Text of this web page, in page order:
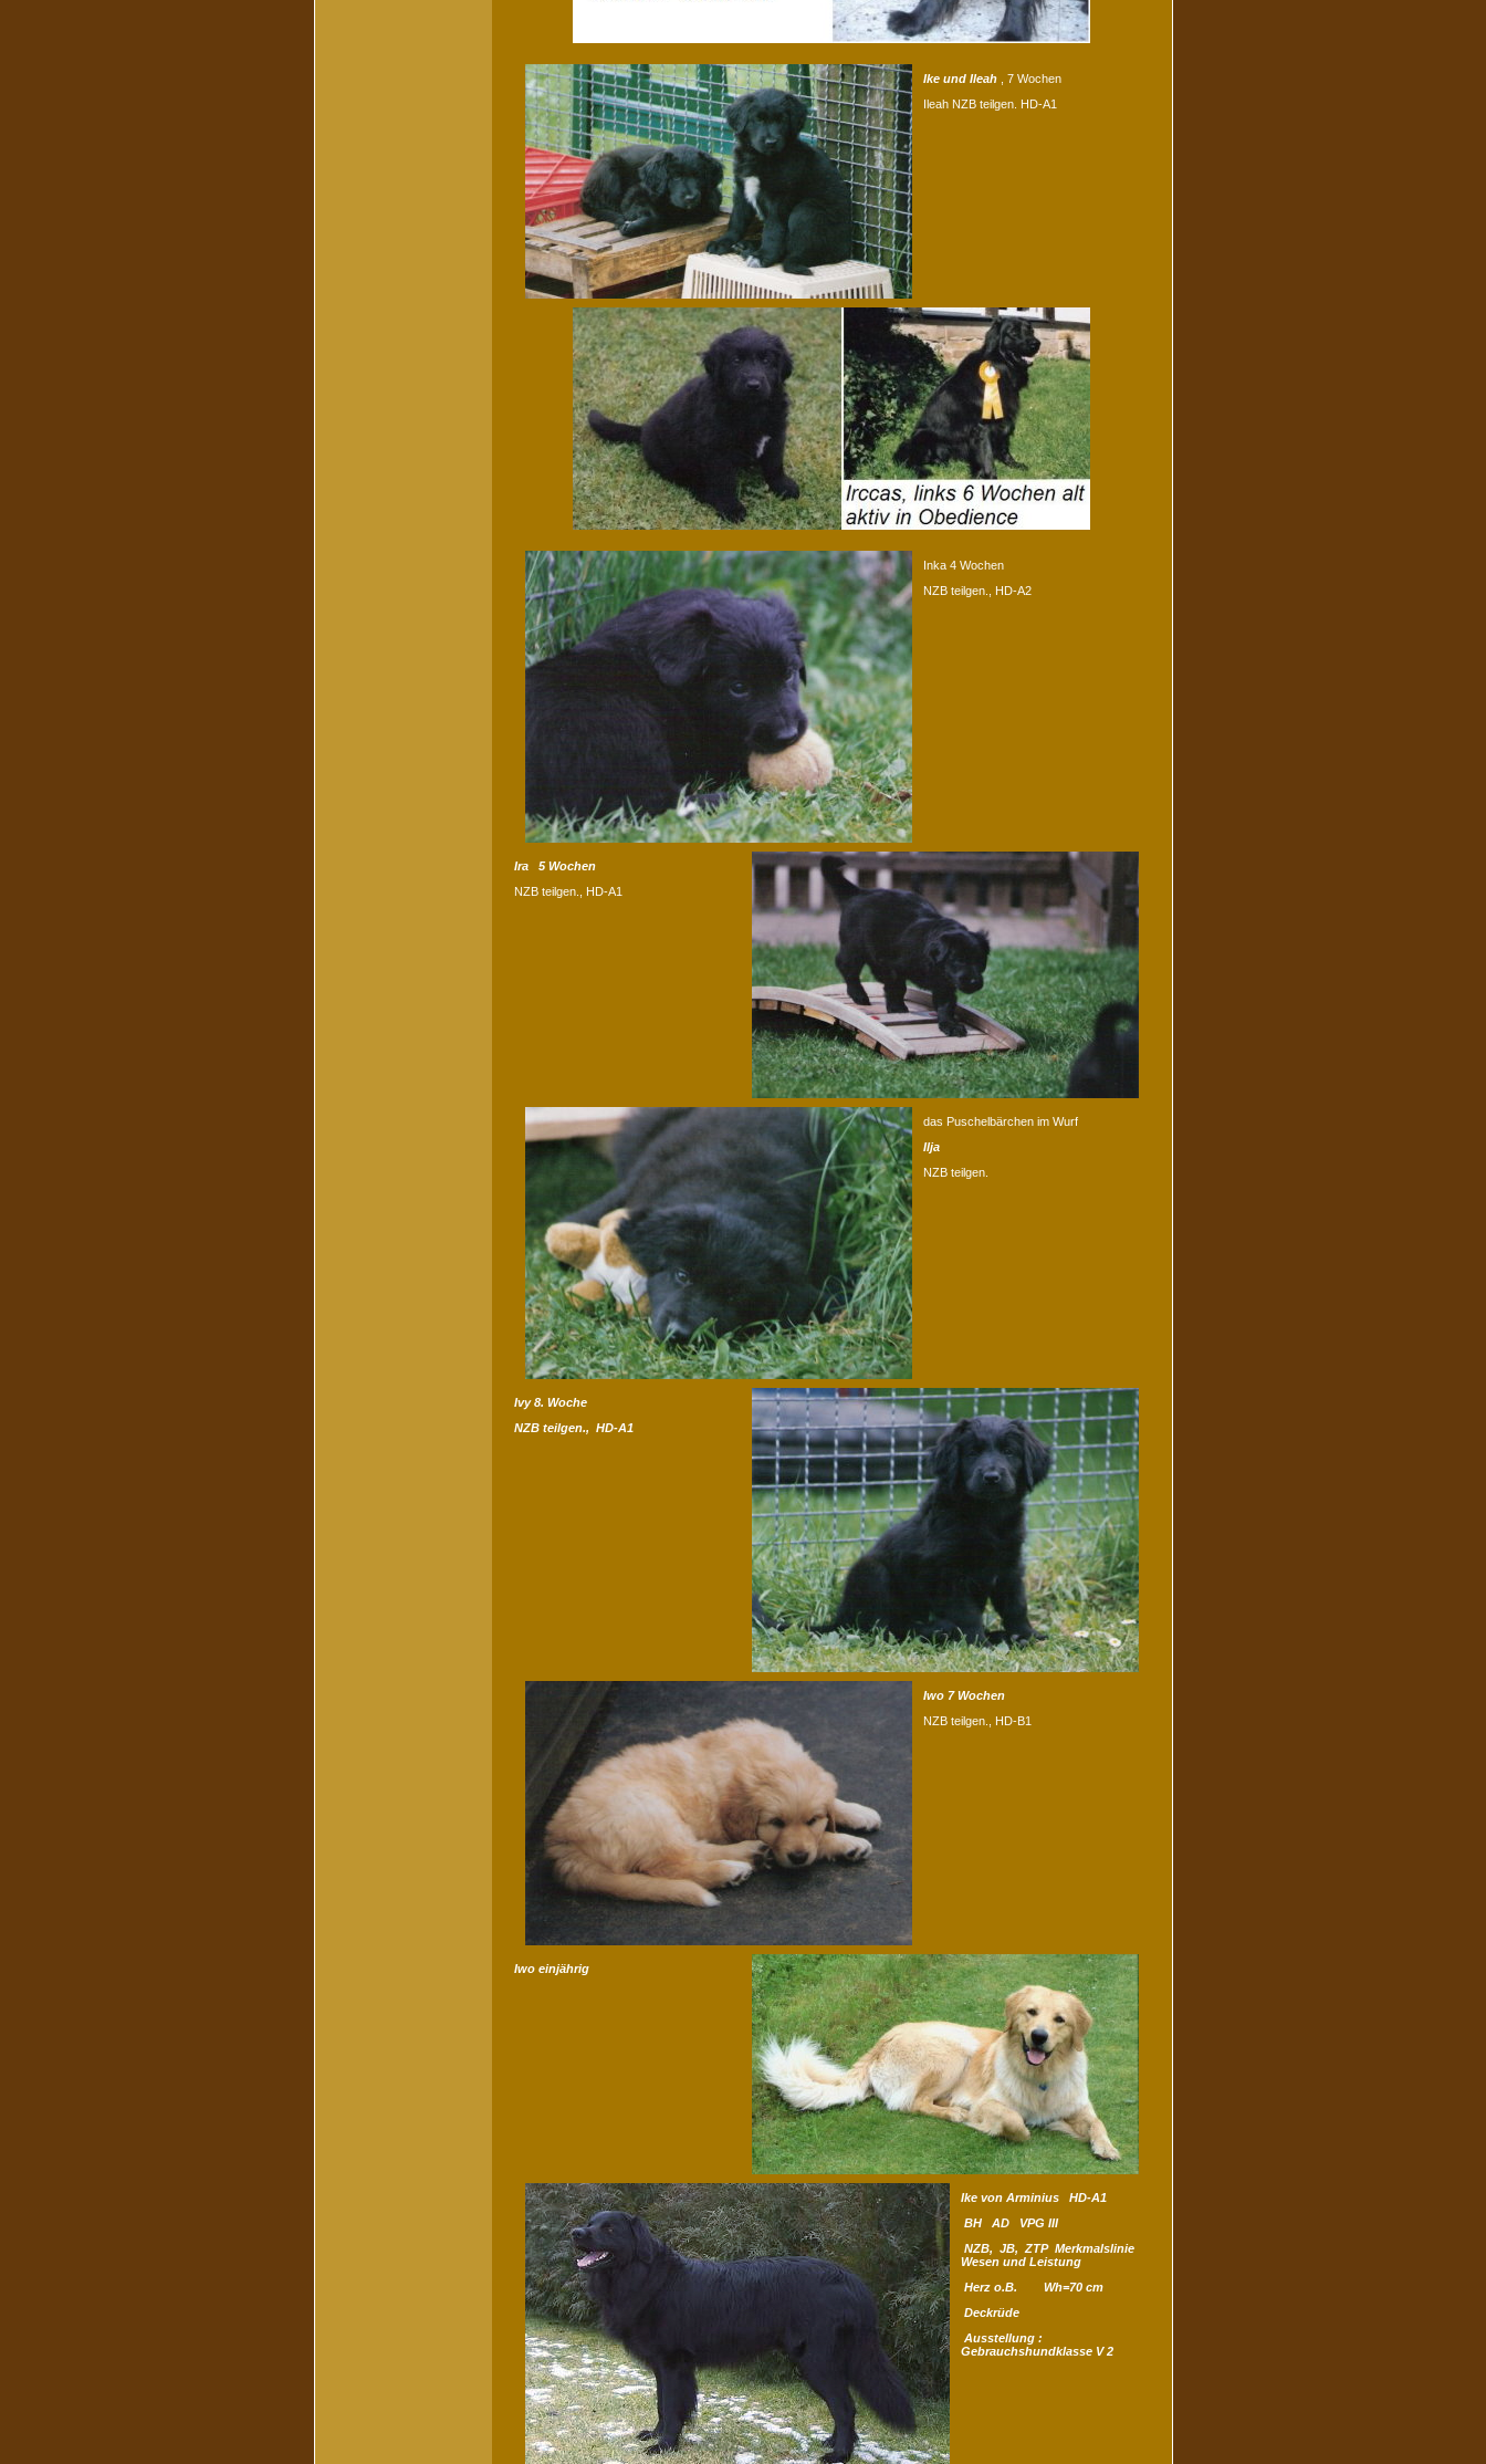
Ike und Ileah, 7 Wochen
Ileah NZB teilgen. HD-A1
Inka 4 Wochen
NZB teilgen., HD-A2
Ira 5 Wochen
NZB teilgen., HD-A1
das Puschelbärchen im Wurf
Ilja
NZB teilgen.
Ivy 8. Woche
NZB teilgen., HD-A1
Iwo 7 Wochen
NZB teilgen., HD-B1
Iwo einjährig
Ike von Arminius HD-A1
BH AD VPG III
NZB, JB, ZTP Merkmalslinie
Wesen und Leistung
Herz o.B. Wh=70 cm
Deckrüde
Ausstellung :
Gebrauchshundklasse V 2